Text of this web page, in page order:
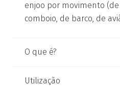
enjoo por movimento
comboio, de barco, de
O que é?
Utilização